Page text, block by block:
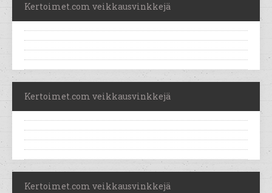
Kertoimet.com veikkausvinkkejä
Kertoimet.com veikkausvinkkejä
Kertoimet.com veikkausvinkkejä